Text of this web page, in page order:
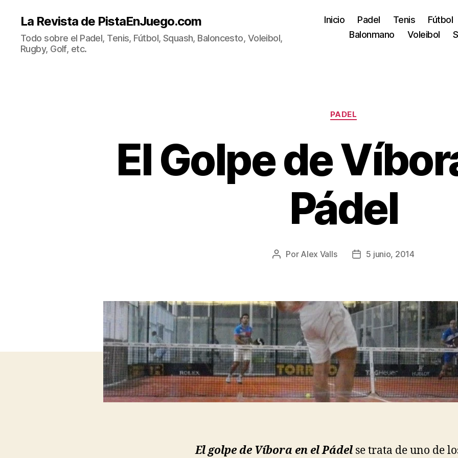
La Revista de PistaEnJuego.com
Todo sobre el Padel, Tenis, Fútbol, Squash, Baloncesto, Voleibol,
Rugby, Golf, etc.
Inicio Padel Tenis
Fútbol
Balonmano
Voleibol
Categorías
PADEL
El Golpe de
Pádel
Autor
Por Alex Valls
Fecha5 junio, 2014
El golpe de Víbora en el Pádel se trata de uno de